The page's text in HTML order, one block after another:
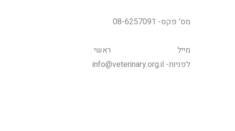
מס' פקס- 08-6257091
מייל ראשי
לפניות- info@veterinary.org.il